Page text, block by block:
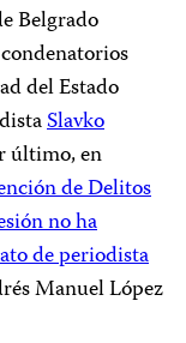
Belgrado
del Estado
Slavko
último, en
de Delitos
no ha
de periodista
Manuel López